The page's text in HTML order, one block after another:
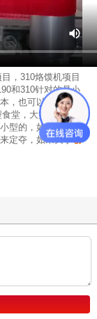
，310烙馍机项目
和310针对的是小
，也可以保质保
堂，大型员工餐
型的，如果你有好
定夺，如果关于创